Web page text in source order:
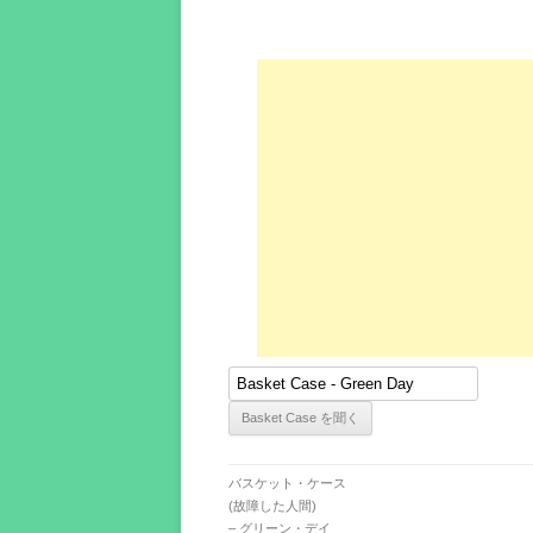
バスケット・ケース
(故障した人間)
– グリーン・デイ